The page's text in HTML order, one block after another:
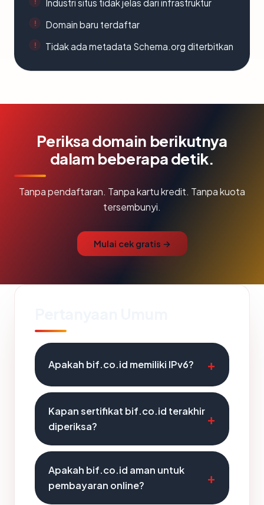
Industri situs tidak jelas dari infrastruktur
Domain baru terdaftar
Tidak ada metadata Schema.org diterbitkan
Periksa domain berikutnya
dalam beberapa detik.
Tanpa pendaftaran. Tanpa kartu kredit. Tanpa kuota
tersembunyi.
Mulai cek gratis →
Apakah bif.co.id memiliki IPv6?
Kapan sertifikat bif.co.id terakhir
diperiksa?
Apakah bif.co.id aman untuk
pembayaran online?